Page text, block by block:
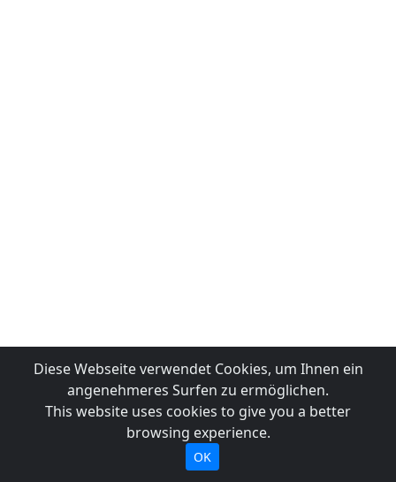
Diese Webseite verwendet Cookies, um Ihnen ein
angenehmeres Surfen zu ermöglichen.
This website uses cookies to give you a better
browsing experience.
OK